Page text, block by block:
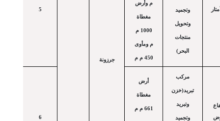
وتجميد
وتحويل
منتجات
البحر)
م وأرض
مغطاة
1000 م
م ومأوى
450 م م جرزونة
5
مركب
تبريد(خزن
وتبريد
وتجميد
أرض
مغطاة
661 م م
6